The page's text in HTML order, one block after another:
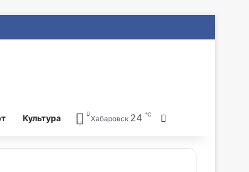
Культура Хабаровск 24 ℃